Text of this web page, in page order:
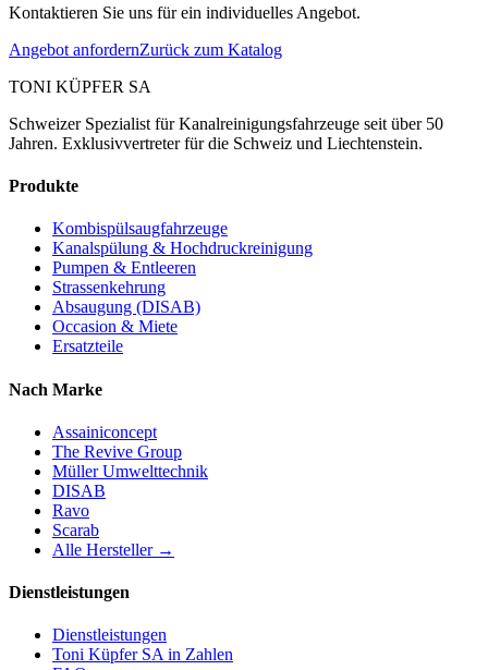
Kontaktieren Sie uns für ein individuelles Angebot.
Angebot anfordernZurück zum Katalog
TONI KÜPFER SA
Schweizer Spezialist für Kanalreinigungsfahrzeuge seit über 50
Jahren. Exklusivvertreter für die Schweiz und Liechtenstein.
Produkte
Kombispülsaugfahrzeuge
Kanalspülung & Hochdruckreinigung
Pumpen & Entleeren
Strassenkehrung
Absaugung (DISAB)
Occasion & Miete
Ersatzteile
Nach Marke
Assainiconcept
The Revive Group
Müller Umwelttechnik
DISAB
Ravo
Scarab
Alle Hersteller →
Dienstleistungen
Dienstleistungen
Toni Küpfer SA in Zahlen